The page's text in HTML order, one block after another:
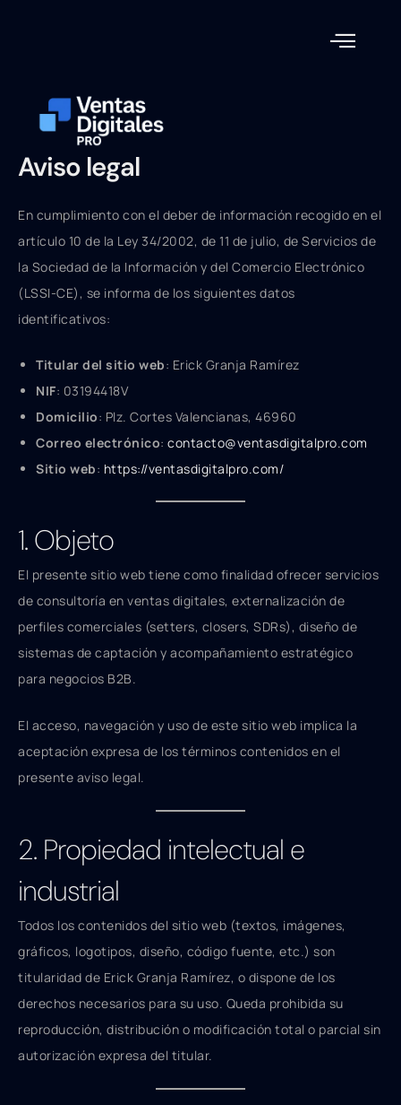
Aviso legal
En cumplimiento con el deber de información recogido en el
artículo 10 de la Ley 34/2002, de 11 de julio, de Servicios de
la Sociedad de la Información y del Comercio Electrónico
(LSSI-CE), se informa de los siguientes datos
identificativos:
Titular del sitio web: Erick Granja Ramírez
NIF: 03194418V
Domicilio: Plz. Cortes Valencianas, 46960
Correo electrónico: contacto@ventasdigitalpro.com
Sitio web: https://ventasdigitalpro.com/
1. Objeto
El presente sitio web tiene como finalidad ofrecer servicios
de consultoría en ventas digitales, externalización de
perfiles comerciales (setters, closers, SDRs), diseño de
sistemas de captación y acompañamiento estratégico
para negocios B2B.
El acceso, navegación y uso de este sitio web implica la
aceptación expresa de los términos contenidos en el
presente aviso legal.
2. Propiedad intelectual e
industrial
Todos los contenidos del sitio web (textos, imágenes,
gráficos, logotipos, diseño, código fuente, etc.) son
titularidad de Erick Granja Ramírez, o dispone de los
derechos necesarios para su uso. Queda prohibida su
reproducción, distribución o modificación total o parcial sin
autorización expresa del titular.